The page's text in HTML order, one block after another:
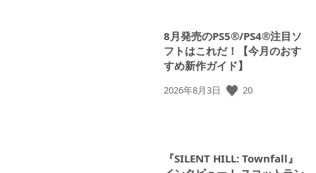
8月発売のPS5®/PS4®注目ソ
フトはこれだ！【今月のおす
すめ新作ガイド】
公
2026年8月3日 20
『SILENT HILL: Townfall』